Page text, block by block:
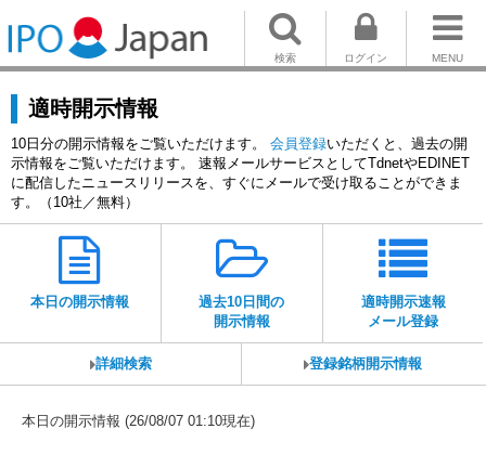
MENU
ログイン
検索
適時開示情報
10日分の開示情報をご覧いただけます。 会員登録いただくと、過去の開
示情報をご覧いただけます。 速報メールサービスとしてTdnetやEDINET
に配信したニュースリリースを、すぐにメールで受け取ることができま
す。（10社／無料）
本日の開示情報
過去10日間の
開示情報
適時開示速報
メール登録
詳細検索 登録銘柄開示情報
本日の開示情報 (26/08/07 01:10現在)